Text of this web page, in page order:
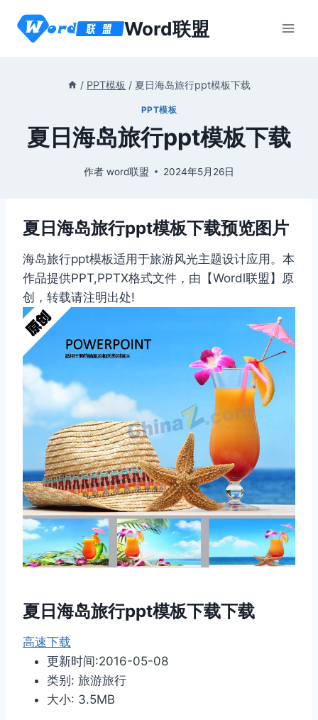
Word联盟
/ PPT模板 / 夏日海岛旅行ppt模板下载
PPT模板
夏日海岛旅行ppt模板下载
作者 word联盟 2024年5月26日
夏日海岛旅行ppt模板下载预览图片
海岛旅行ppt模板适用于旅游风光主题设计应用。本
作品提供PPT,PPTX格式文件，由【Wordl联盟】原
创，转载请注明出处!
夏日海岛旅行ppt模板下载下载
高速下载
更新时间:2016-05-08
类别: 旅游旅行
大小: 3.5MB